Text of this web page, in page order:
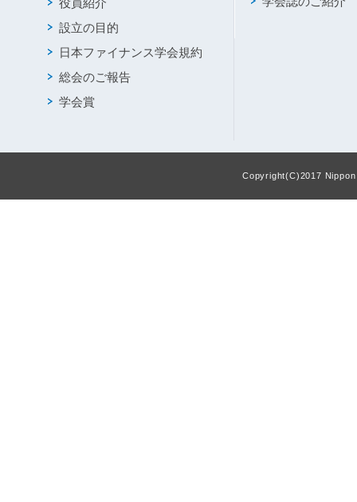
役員紹介
設立の目的
日本ファイナンス学会規約
総会のご報告
学会賞
Copyright(C)2017